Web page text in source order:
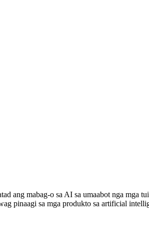
ang mabag-o sa AI sa umaabot nga mga
pinaagi sa mga produkto sa artificial